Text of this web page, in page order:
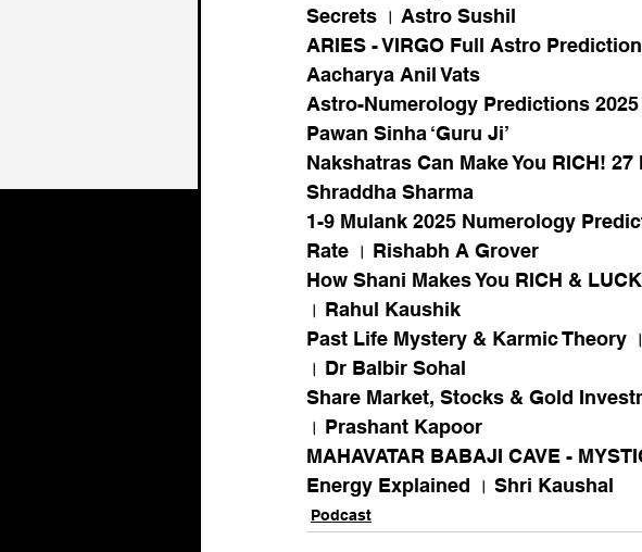
Secrets । Astro Sushil
ARIES - VIRGO Full Astro Predictions
Aacharya Anil Vats
Astro-Numerology Predictions
Pawan Sinha ‘Guru Ji’
Nakshatras Can Make You RICH!
Shraddha Sharma
1-9 Mulank 2025 Numerology
Rate । Rishabh A Grover
How Shani Makes You RICH &
। Rahul Kaushik
Past Life Mystery & Karmic
। Dr Balbir Sohal
Share Market, Stocks & Gold
। Prashant Kapoor
MAHAVATAR BABAJI CAVE -
Energy Explained । Shri Kaushal
Podcast